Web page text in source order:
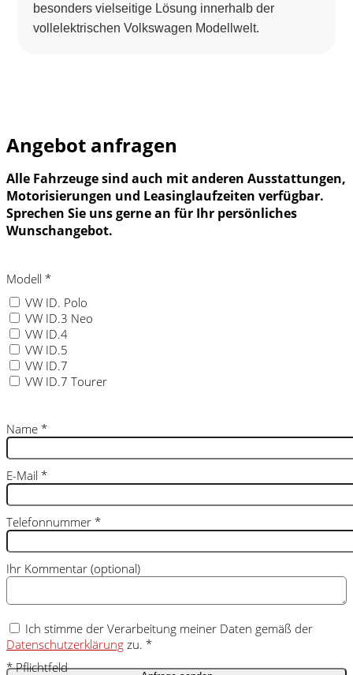
besonders vielseitige Lösung innerhalb der
vollelektrischen Volkswagen Modellwelt.
Angebot anfragen
Alle Fahrzeuge sind auch mit anderen Ausstattungen,
Motorisierungen und Leasinglaufzeiten verfügbar.
Sprechen Sie uns gerne an für Ihr persönliches
Wunschangebot.
Modell *
VW ID. Polo
VW ID.3 Neo
VW ID.4
VW ID.5
VW ID.7
VW ID.7 Tourer
Name *
E-Mail *
Telefonnummer *
Ihr Kommentar (optional)
Ich stimme der Verarbeitung meiner Daten gemäß der
Datenschutzerklärung zu. *
* Pflichtfeld